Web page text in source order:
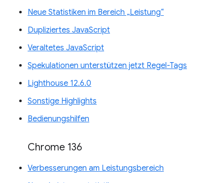
Neue Statistiken im Bereich „Leistung“
Dupliziertes JavaScript
Veraltetes JavaScript
Spekulationen unterstützen jetzt Regel-Tags
Lighthouse 12.6.0
Sonstige Highlights
Bedienungshilfen
Chrome 136
Verbesserungen am Leistungsbereich